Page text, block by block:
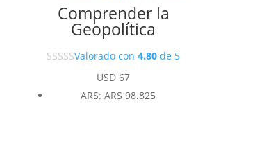
Comprender la
Geopolítica
Valorado con4.80 de 5
USD 67
ARS:ARS 98.825